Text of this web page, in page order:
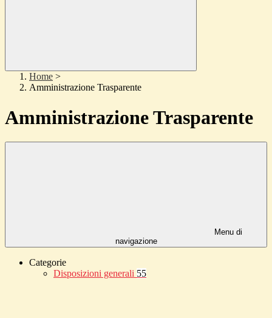
Home >
Amministrazione Trasparente
Amministrazione Trasparente
Menu di
navigazione
Categorie
Disposizioni generali 55